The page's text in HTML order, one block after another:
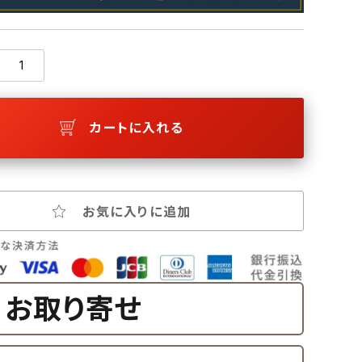
カートに入れる
お気に入りに追加
お取り寄せ